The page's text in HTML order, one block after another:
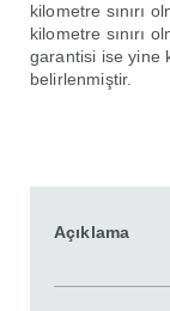
kilometre sınırı
kilometre sınırı
garantisi ise yine
belirlenmiştir.
Açıklama